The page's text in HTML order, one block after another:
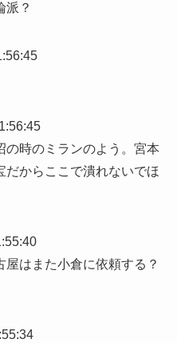
派？
の時のミランのよう。宮本
だからここで潰れないでほ
はまた小倉に依頼する？